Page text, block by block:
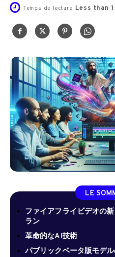
Temps de lecture Less than 1
LE
ファイアフライビデオの
ラン
革命的なAI技術
パブリックベータ版モデ